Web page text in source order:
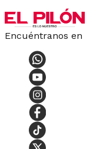
Encuéntranos en